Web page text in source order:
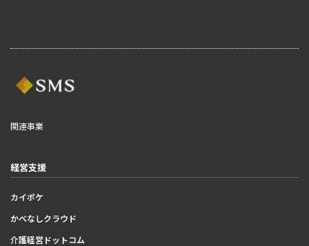
関連事業
経営支援
カイポケ
かべなしクラウド
介護経営ドットコム